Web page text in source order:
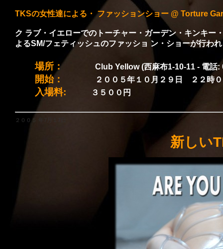
TKSの女性達による・ ファッションショー @ Torture
ク ラブ・イエローでのトーチャー・ガーデン・キンキ
よるSM/フェティッシュのファッショ ン・ショーが行わ
場所： Club Yellow (西麻布1-10-11 - 電話:
開始： ２００５年１０月２９日 ２２時
入場料: ３５００円
２００５ 年7月１7日
新しい